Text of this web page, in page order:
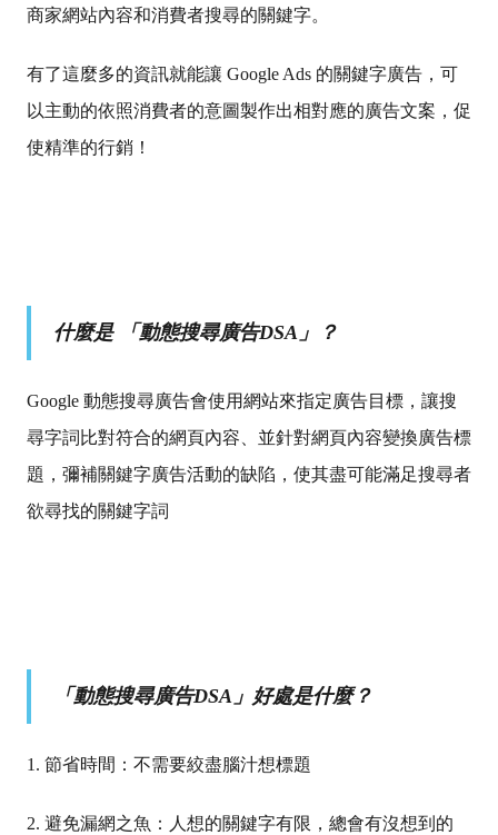
商家網站內容和消費者搜尋的關鍵字。
有了這麼多的資訊就能讓 Google Ads 的關鍵字廣告，可
以主動的依照消費者的意圖製作出相對應的廣告文案，促
使精準的行銷！
什麼是 「動態搜尋廣告DSA」？
Google 動態搜尋廣告會使用網站來指定廣告目標，讓搜
尋字詞比對符合的網頁內容、並針對網頁內容變換廣告標
題，彌補關鍵字廣告活動的缺陷，使其盡可能滿足搜尋者
欲尋找的關鍵字詞
「動態搜尋廣告DSA」好處是什麼？
1. 節省時間：不需要絞盡腦汁想標題
2. 避免漏網之魚：人想的關鍵字有限，總會有沒想到的